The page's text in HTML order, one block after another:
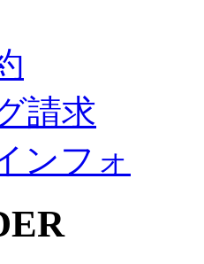
請求
ンフォ